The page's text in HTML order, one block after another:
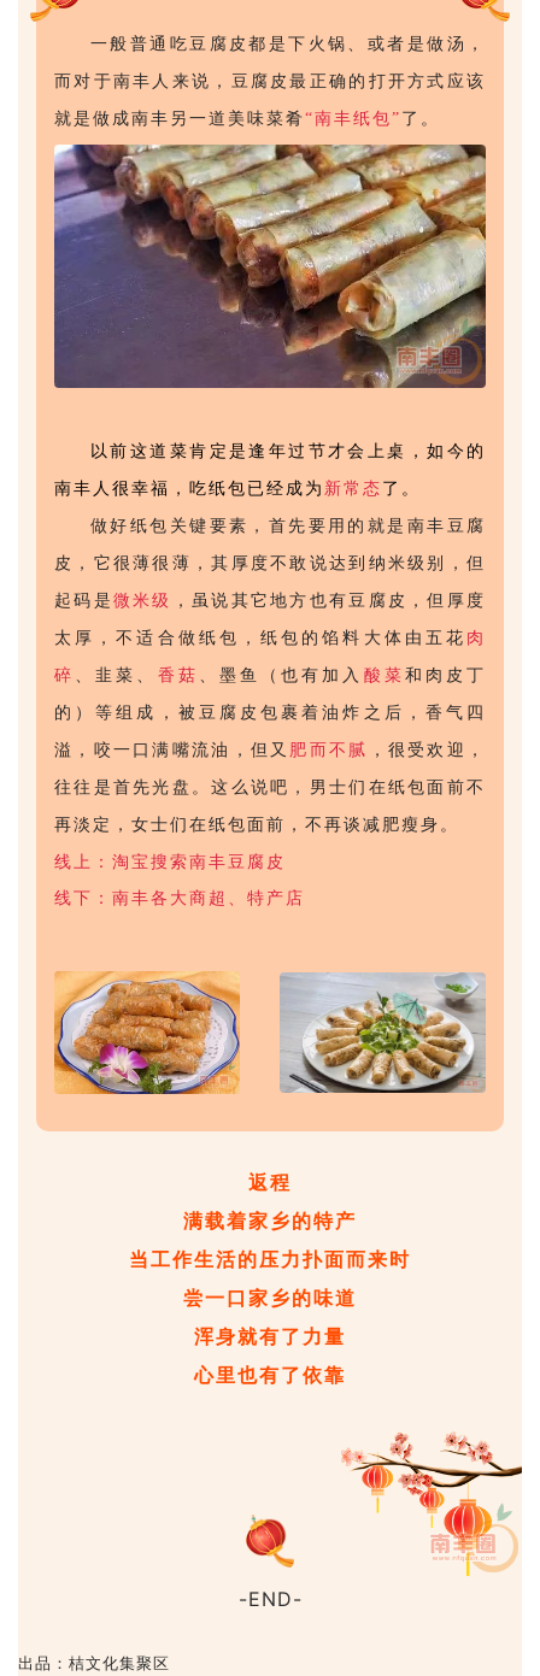
一般普通吃豆腐皮都是下火锅、或者是做汤，
而对于南丰人来说，豆腐皮最正确的打开方式应该
就是做成南丰另一道美味菜肴“南丰纸包” 了。
以前这道菜肯定是逢年过节才会上桌，如今的
南丰人很幸福，吃纸包已经成为 新常态 了。
做好纸包关键要素，首先要用的就是南丰豆腐
皮，它很薄很薄，其厚度不敢说达到纳米级别，但
起码是 微米级 ，虽说其它地方也有豆腐皮，但厚度
太厚，不适合做纸包，纸包的馅料大体由五花 肉
碎 、韭菜、 香菇 、墨鱼（也有加入 酸菜 和肉皮丁
的）等组成，被豆腐皮包裹着油炸之后，香气四
溢，咬一口满嘴流油，但又 肥而不腻 ，很受欢迎，
往往是首先光盘。这么说吧，男士们在纸包面前不
再淡定，女士们在纸包面前，不再谈减肥瘦身。
线上：淘宝搜索南丰豆腐皮
线下：南丰各大商超、特产店
返程
满载着家乡的特产
当工作生活的压力扑面而来时
尝一口家乡的味道
浑身就有了力量
心里也有了依靠
-END-
出品：桔文化集聚区